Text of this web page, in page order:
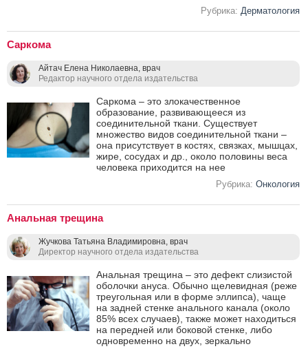
Рубрика: Дерматология
Саркома
Айтач Елена Николаевна, врач
Редактор научного отдела издательства
Саркома – это злокачественное
образование, развивающееся из
соединительной ткани. Существует
множество видов соединительной ткани –
она присутствует в костях, связках, мышцах,
жире, сосудах и др., около половины веса
человека приходится на нее
Рубрика: Онкология
Анальная трещина
Жучкова Татьяна Владимировна, врач
Директор научного отдела издательства
Анальная трещина – это дефект слизистой
оболочки ануса. Обычно щелевидная (реже
треугольная или в форме эллипса), чаще
на задней стенке анального канала (около
85% всех случаев), также может находиться
на передней или боковой стенке, либо
одновременно на двух, зеркально